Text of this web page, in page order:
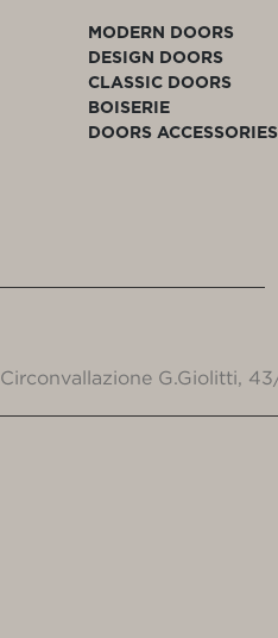
MODERN DOORS
DESIGN DOORS
CLASSIC DOORS
BOISERIE
DOORS ACCESSORIES
Circonvallazione G.Giolitti,